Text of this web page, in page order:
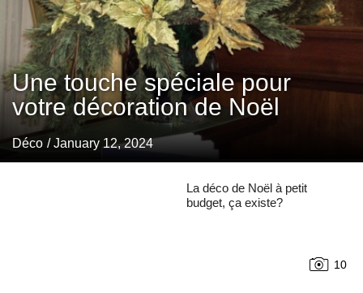
Une touche spéciale pour
votre décoration de Noël
Déco / January 12, 2024
La déco de Noël à petit
budget, ça existe?
10